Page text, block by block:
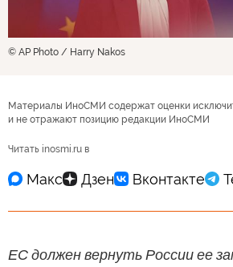
© AP Photo / Harry Nakos
Материалы ИноСМИ содержат оценки
и не отражают позицию редакции ИноСМИ
Читать inosmi.ru в
ЕС должен вернуть России ее